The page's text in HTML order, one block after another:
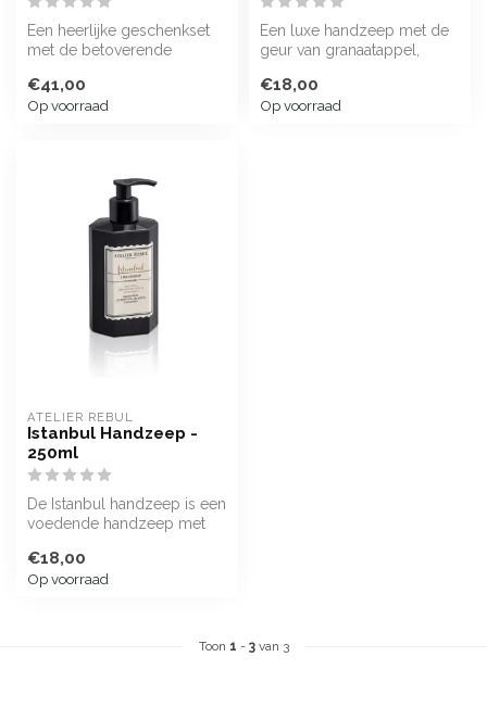
Een heerlijke geschenkset
met de betoverende
als je ...
€41,00
Op voorraad
Een luxe handzeep met de
geur van granaatappel,
subt...
€18,00
Op voorraad
ATELIER REBUL
Istanbul Handzeep -
250ml
De Istanbul handzeep is een
voedende handzeep met
kaneel, ...
€18,00
Op voorraad
Toon 1 - 3van 3